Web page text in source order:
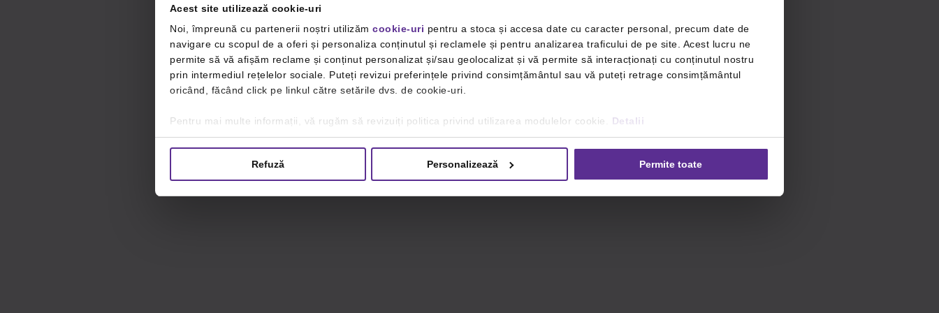
Acest site utilizează cookie-uri
Noi, împreună cu partenerii noștri utilizăm cookie-uri pentru a stoca și accesa date cu caracter personal, precum date de
navigare cu scopul de a oferi și personaliza conținutul și reclamele și pentru analizarea traficului de pe site. Acest lucru ne
permite să vă afișăm reclame și conținut personalizat și/sau geolocalizat și vă permite să interacționați cu conținutul nostru
prin intermediul rețelelor sociale. Puteți revizui preferințele privind consimțământul sau vă puteți retrage consimțământul
oricând, făcând click pe linkul către setările dvs. de cookie-uri.
Pentru mai multe informații, vă rugăm să revizuiți politica privind utilizarea modulelor cookie. Detalii
Refuză Personalizează Permite toate